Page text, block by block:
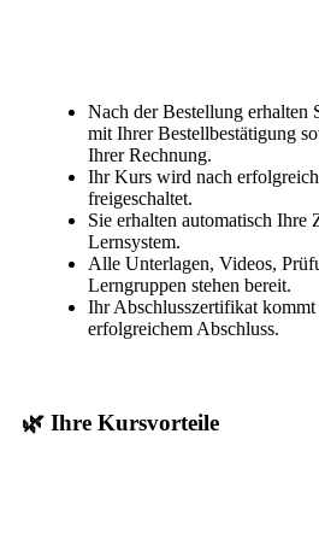
Nach der Bestellung erhalten
mit Ihrer Bestellbestätigung
Ihrer Rechnung.
Ihr Kurs wird nach
freigeschaltet.
Sie erhalten automatisch Ihre
Lernsystem.
Alle Unterlagen, Videos,
Lerngruppen stehen bereit.
Ihr Abschlusszertifikat
erfolgreichem Abschluss.
🌿 Ihre Kursvorteile